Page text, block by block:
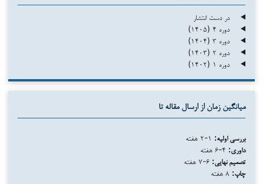
در دست انتشار
دوره ۴ (۱۴۰۵)
دوره ۳ (۱۴۰۴)
دوره ۲ (۱۴۰۳)
دوره ۱ (۱۴۰۲)
میانگین زمان از ارسال مقاله تا
بررسی اولیه:
داوری:
تصمیم نهایی:
چاپ: